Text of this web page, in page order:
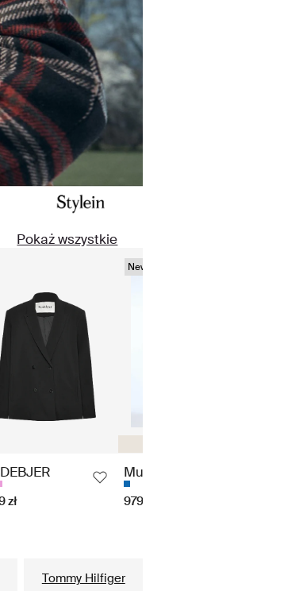
Pokaż wszystkie
zł
New season
Munthe
979 zł
Tommy Hilfiger